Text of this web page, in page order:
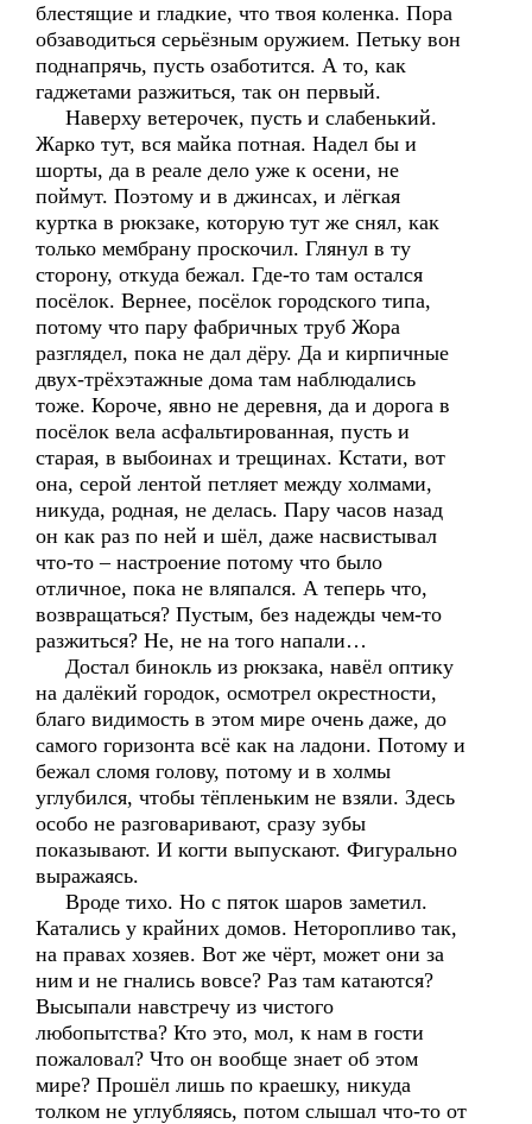
блестящие и гладкие, что твоя коленка. Пора
обзаводиться серьёзным оружием. Петьку вон
поднапрячь, пусть озаботится. А то, как
гаджетами разжиться, так он первый.
Наверху ветерочек, пусть и слабенький.
Жарко тут, вся майка потная. Надел бы и
шорты, да в реале дело уже к осени, не
поймут. Поэтому и в джинсах, и лёгкая
куртка в рюкзаке, которую тут же снял, как
только мембрану проскочил. Глянул в ту
сторону, откуда бежал. Где-то там остался
посёлок. Вернее, посёлок городского типа,
потому что пару фабричных труб Жора
разглядел, пока не дал дёру. Да и кирпичные
двух-трёхэтажные дома там наблюдались
тоже. Короче, явно не деревня, да и дорога в
посёлок вела асфальтированная, пусть и
старая, в выбоинах и трещинах. Кстати, вот
она, серой лентой петляет между холмами,
никуда, родная, не делась. Пару часов назад
он как раз по ней и шёл, даже насвистывал
что-то – настроение потому что было
отличное, пока не вляпался. А теперь что,
возвращаться? Пустым, без надежды чем-то
разжиться? Не, не на того напали…
Достал бинокль из рюкзака, навёл оптику
на далёкий городок, осмотрел окрестности,
благо видимость в этом мире очень даже, до
самого горизонта всё как на ладони. Потому и
бежал сломя голову, потому и в холмы
углубился, чтобы тёпленьким не взяли. Здесь
особо не разговаривают, сразу зубы
показывают. И когти выпускают. Фигурально
выражаясь.
Вроде тихо. Но с пяток шаров заметил.
Катались у крайних домов. Неторопливо так,
на правах хозяев. Вот же чёрт, может они за
ним и не гнались вовсе? Раз там катаются?
Высыпали навстречу из чистого
любопытства? Кто это, мол, к нам в гости
пожаловал? Что он вообще знает об этом
мире? Прошёл лишь по краешку, никуда
толком не углубляясь, потом слышал что-то от